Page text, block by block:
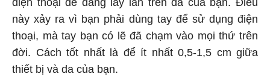
này xảy ra vì bạn phải dùng tay để sử dụng điện
thoại, mà tay bạn có lẽ đã chạm vào mọi thứ trên
đời. Cách tốt nhất là để ít nhất 0,5-1,5 cm giữa
thiết bị và da của bạn.